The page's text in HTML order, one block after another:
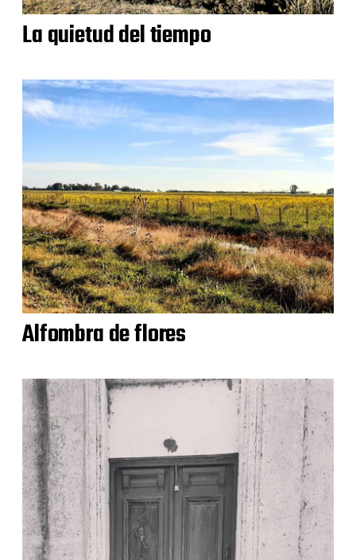
La quietud del tiempo
Alfombra de flores